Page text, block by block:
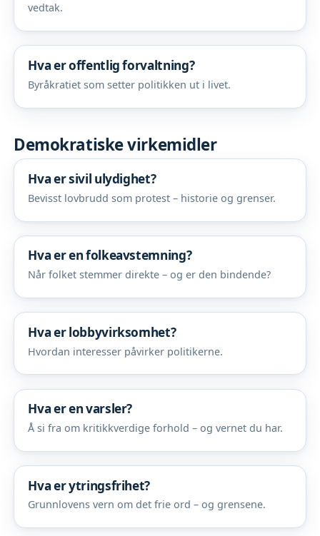
vedtak.
Hva er offentlig forvaltning?
Byråkratiet som setter politikken ut i livet.
Demokratiske virkemidler
Hva er sivil ulydighet?
Bevisst lovbrudd som protest – historie og grenser.
Hva er en folkeavstemning?
Når folket stemmer direkte – og er den bindende?
Hva er lobbyvirksomhet?
Hvordan interesser påvirker politikerne.
Hva er en varsler?
Å si fra om kritikkverdige forhold – og vernet du har.
Hva er ytringsfrihet?
Grunnlovens vern om det frie ord – og grensene.